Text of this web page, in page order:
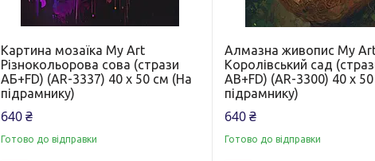
Картина мозаїка My Art
Різнокольорова сова (стрази
АБ+FD) (AR-3337) 40 х 50 см (На
підрамнику)
640 ₴
Готово до відправки
Алмазна живопис My
Королівський сад
AB+FD) (AR-3300) 40 х
підрамнику)
640 ₴
Готово до відправки